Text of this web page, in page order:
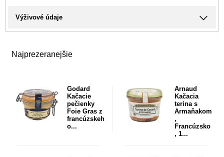
Najprezeranejšie
Godard
Kačacie
pečienky
Foie Gras z
francúzskeh
o...
Arnaud
Kačacia
terina s
Armaňakom
,
Francúzsko
, 1...
Výživové údaje